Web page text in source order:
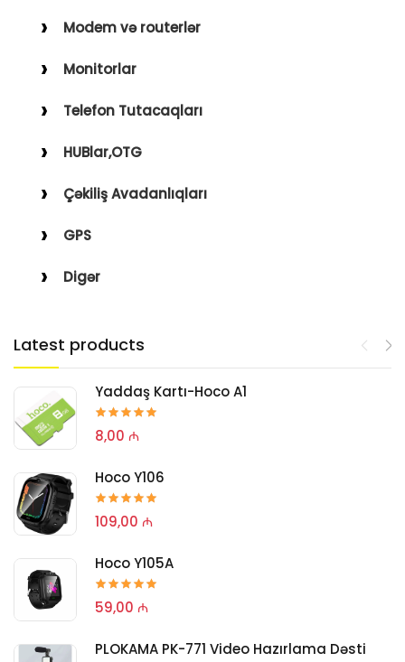
Modem və routerlər
Monitorlar
Telefon Tutacaqları
HUBlar,OTG
Çəkiliş Avadanlıqları
GPS
Digər
Latest products
Yaddaş Kartı-Hoco A1
8,00 ₼
Hoco Y106
109,00 ₼
Hoco Y105A
59,00 ₼
PLOKAMA PK-771 Video Hazırlama Dəsti